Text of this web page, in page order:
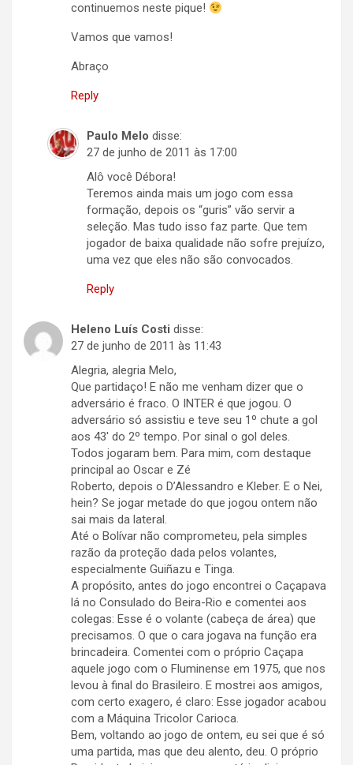
continuemos neste pique!
Vamos que vamos!
Abraço
Reply
Paulo Melo disse:
27 de junho de 2011 às 17:00
Alô você Débora!
Teremos ainda mais um jogo com essa
formação, depois os “guris” vão servir a
seleção. Mas tudo isso faz parte. Que tem
jogador de baixa qualidade não sofre prejuízo,
uma vez que eles não são convocados.
Reply
Heleno Luís Costi disse:
27 de junho de 2011 às 11:43
Alegria, alegria Melo,
Que partidaço! E não me venham dizer que o
adversário é fraco. O INTER é que jogou. O
adversário só assistiu e teve seu 1º chute a gol
aos 43′ do 2º tempo. Por sinal o gol deles.
Todos jogaram bem. Para mim, com destaque
principal ao Oscar e Zé
Roberto, depois o D’Alessandro e Kleber. E o Nei,
hein? Se jogar metade do que jogou ontem não
sai mais da lateral.
Até o Bolívar não comprometeu, pela simples
razão da proteção dada pelos volantes,
especialmente Guiñazu e Tinga.
A propósito, antes do jogo encontrei o Caçapava
lá no Consulado do Beira-Rio e comentei aos
colegas: Esse é o volante (cabeça de área) que
precisamos. O que o cara jogava na função era
brincadeira. Comentei com o próprio Caçapa
aquele jogo com o Fluminense em 1975, que nos
levou à final do Brasileiro. E mostrei aos amigos,
com certo exagero, é claro: Esse jogador acabou
com a Máquina Tricolor Carioca.
Bem, voltando ao jogo de ontem, eu sei que é só
uma partida, mas que deu alento, deu. O próprio